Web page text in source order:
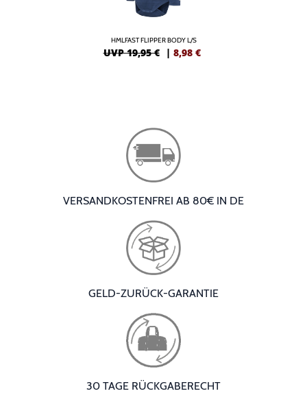
HMLFAST FLIPPER BODY L/S
UVP 19,95 € | 8,98 €
VERSANDKOSTENFREI AB 80€ IN DE
GELD-ZURÜCK-GARANTIE
30 TAGE RÜCKGABERECHT